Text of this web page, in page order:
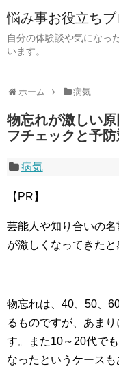
悩み事お役立ち
自分の体験談や気になっ
います。
ホーム 病気
物忘れが激しい
フチェックと予
病気
【PR】
芸能人や知り合いの
が激しくなってきた
物忘れは、40、50、
るものですが、あま
す。また10～20代で
なったというケースも